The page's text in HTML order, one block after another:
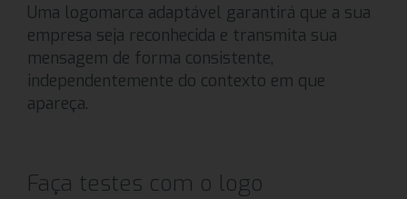
Uma logomarca adaptável garantirá que a sua
empresa seja reconhecida e transmita sua
mensagem de forma consistente,
independentemente do contexto em que
apareça.
Faça testes com o logo